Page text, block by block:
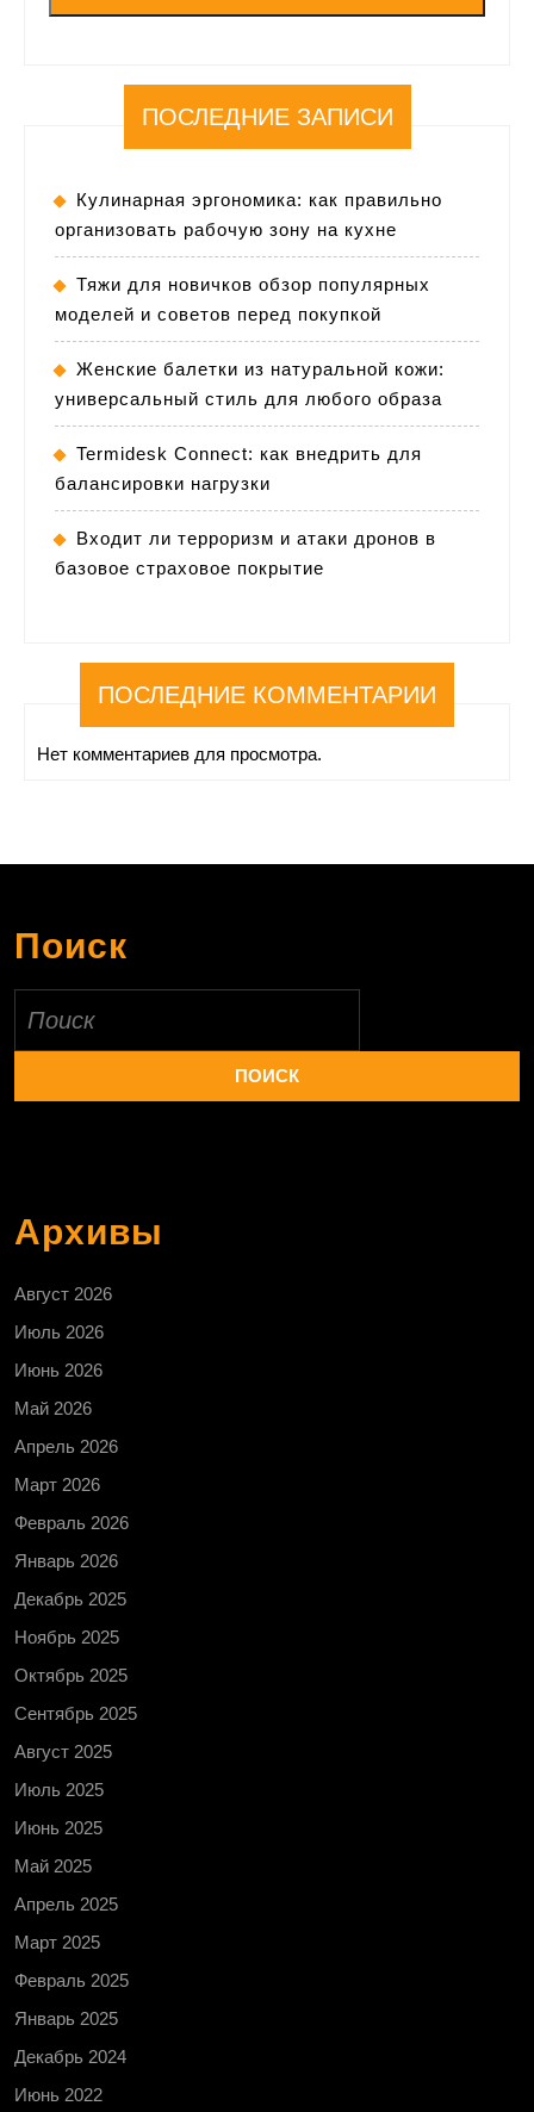
ПОСЛЕДНИЕ ЗАПИСИ
Кулинарная эргономика: как правильно
организовать рабочую зону на кухне
Тяжи для новичков обзор популярных
моделей и советов перед покупкой
Женские балетки из натуральной кожи:
универсальный стиль для любого образа
Termidesk Connect: как внедрить для
балансировки нагрузки
Входит ли терроризм и атаки дронов в
базовое страховое покрытие
ПОСЛЕДНИЕ КОММЕНТАРИИ
Нет комментариев для просмотра.
Поиск
Архивы
Август 2026
Июль 2026
Июнь 2026
Май 2026
Апрель 2026
Март 2026
Февраль 2026
Январь 2026
Декабрь 2025
Ноябрь 2025
Октябрь 2025
Сентябрь 2025
Август 2025
Июль 2025
Июнь 2025
Май 2025
Апрель 2025
Март 2025
Февраль 2025
Январь 2025
Декабрь 2024
Июнь 2022